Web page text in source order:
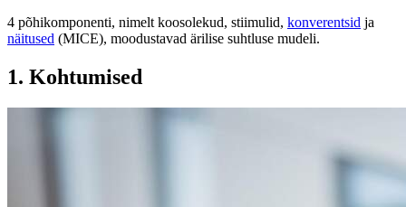
4 põhikomponenti, nimelt koosolekud, stiimulid, konverentsid ja
näitused (MICE), moodustavad ärilise suhtluse mudeli.
1. Kohtumised